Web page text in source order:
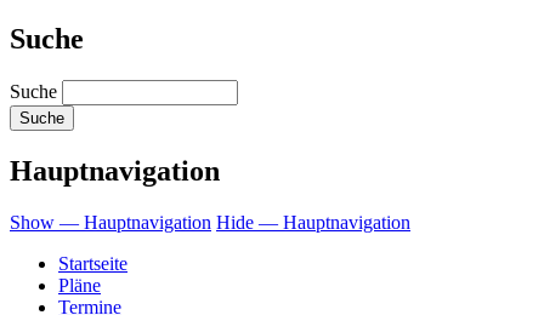
Suche
Suche
Hauptnavigation
Show — Hauptnavigation Hide — Hauptnavigation
Startseite
Pläne
Termine